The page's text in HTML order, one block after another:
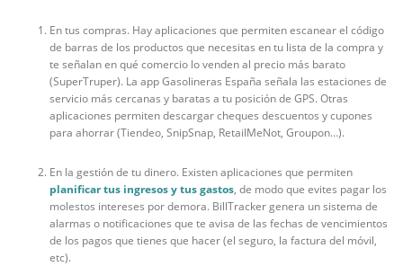
En tus compras. Hay aplicaciones que permiten escanear el código
de barras de los productos que necesitas en tu lista de la compra y
te señalan en qué comercio lo venden al precio más barato
(SuperTruper). La app Gasolineras España señala las estaciones de
servicio más cercanas y baratas a tu posición de GPS. Otras
aplicaciones permiten descargar cheques descuentos y cupones
para ahorrar (Tiendeo, SnipSnap, RetailMeNot, Groupon…).
En la gestión de tu dinero. Existen aplicaciones que permiten
planificar tus ingresos y tus gastos, de modo que evites pagar los
molestos intereses por demora. BillTracker genera un sistema de
alarmas o notificaciones que te avisa de las fechas de vencimientos
de los pagos que tienes que hacer (el seguro, la factura del móvil,
etc).